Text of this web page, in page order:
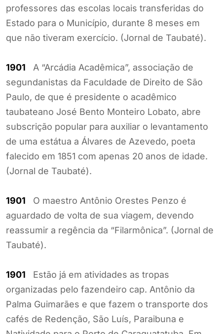
professores das escolas locais transferidas do
Estado para o Município, durante 8 meses em
que não tiveram exercício. (Jornal de Taubaté).
1901 A “Arcádia Acadêmica”, associação de
segundanistas da Faculdade de Direito de São
Paulo, de que é presidente o acadêmico
taubateano José Bento Monteiro Lobato, abre
subscrição popular para auxiliar o levantamento
de uma estátua a Álvares de Azevedo, poeta
falecido em 1851 com apenas 20 anos de idade.
(Jornal de Taubaté).
1901 O maestro Antônio Orestes Penzo é
aguardado de volta de sua viagem, devendo
reassumir a regência da “Filarmônica”. (Jornal de
Taubaté).
1901 Estão já em atividades as tropas
organizadas pelo fazendeiro cap. Antônio da
Palma Guimarães e que fazem o transporte dos
cafés de Redenção, São Luís, Paraibuna e